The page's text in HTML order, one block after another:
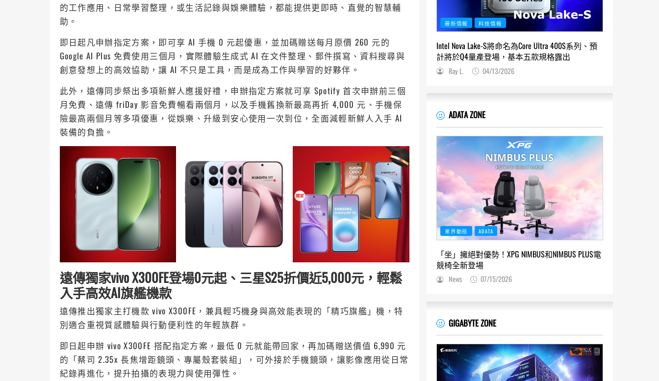
的工作應用、日常學習整理，或生活記錄與娛樂體驗，都能提供更即時、直覺的智慧輔
助。
即日起凡申辦指定方案，即可享 AI 手機 0 元起優惠，並加碼贈送每月原價 260 元的
Google AI Plus 免費使用三個月，實際體驗生成式 AI 在文件整理、郵件撰寫、資料搜尋與
創意發想上的高效協助，讓 AI 不只是工具，而是成為工作與學習的好夥伴。
此外，遠傳同步祭出多項新鮮人應援好禮，申辦指定方案就可享 Spotify 首次申辦前三個
月免費、遠傳 friDay 影音免費暢看兩個月，以及手機舊換新最高再折 4,000 元、手機保
險最高兩個月等多項優惠，從娛樂、升級到安心使用一次到位，全面減輕新鮮人入手 AI
裝備的負擔。
遠傳獨家vivo X300FE登場0元起、三星S25折價近5,000元，輕鬆
入手高效AI旗艦機款
遠傳推出獨家主打機款 vivo X300FE，兼具輕巧機身與高效能表現的「精巧旗艦」機，特
別適合重視質感體驗與行動便利性的年輕族群。
即日起申辦 vivo X300FE 搭配指定方案，最低 0 元就能帶回家，再加碼贈送價值 6,990 元
的「蔡司 2.35x 長焦增距鏡頭、專屬殼套裝組」，可外接於手機鏡頭，讓影像應用從日常
紀錄再進化，提升拍攝的表現力與使用彈性。
最新情報 科技情報
Intel Nova Lake-S將命名為Core Ultra 400S系列、預
計將於Q4量產登場，基本五款規格露出
Ray L. 04/13/2026
ADATA ZONE
業界動態 ADATA
「坐」擁絕對優勢！XPG NIMBUS和NIMBUS PLUS電
競椅全新登場
News 07/15/2026
GIGABYTE ZONE